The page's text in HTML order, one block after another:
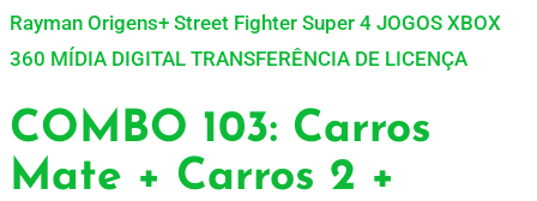
Rayman Origens+ Street Fighter Super 4 JOGOS XBOX
360 MÍDIA DIGITAL TRANSFERÊNCIA DE LICENÇA
COMBO 103: Carros
Mate + Carros 2 +